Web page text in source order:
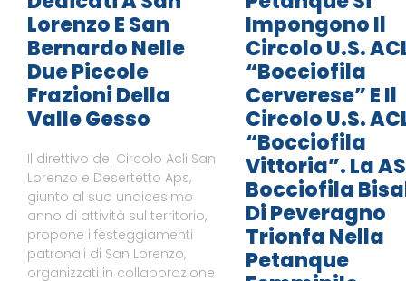
Lorenzo E San
Bernardo Nelle
Due Piccole
Frazioni Della
Valle Gesso
Il direttivo del Circolo Acli San
Lorenzo e Desertetto Aps,
giunto al suo undicesimo
anno di attività sul territorio,
propone i festeggiamenti
patronali di San Lorenzo,
organizzati in collaborazione
Impongono Il
Circolo U.S.
“Bocciofila
Cerverese” E Il
Circolo U.S.
“Bocciofila
Vittoria”. La
Bocciofila
Di Peveragno
Trionfa Nella
Petanque